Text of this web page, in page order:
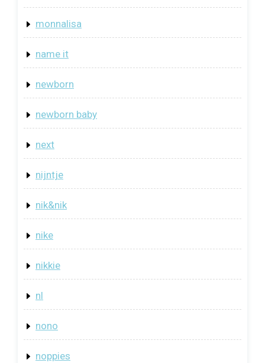
monnalisa
name it
newborn
newborn baby
next
nijntje
nik&nik
nike
nikkie
nl
nono
noppies